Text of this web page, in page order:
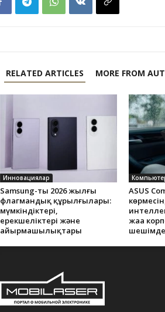
RELATED ARTICLES MORE FROM
Инновациялар
Samsung-тың 2026 жылғы
флагмандық құрылғылары:
мүмкіндіктері,
ерекшеліктері және
айырмашылықтары
ASUS
жаңа